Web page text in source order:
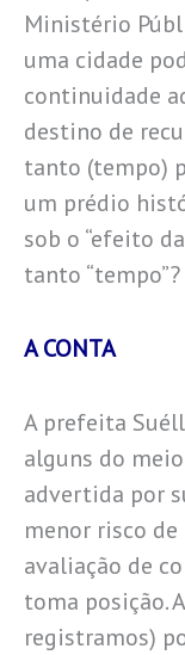
Ministério
uma cidade
continuidade
destino de
tanto (tempo)
um prédio
sob o “efeito
tanto
A CONTA
A prefeita
alguns do
advertida por
menor risco
avaliação de
toma posição.
registramos)